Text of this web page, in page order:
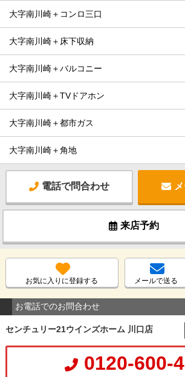
大字南川崎＋コンロ三口
大字南川崎＋床下収納
大字南川崎＋バルコニー
大字南川崎＋TVドアホン
大字南川崎＋都市ガス
大字南川崎＋角地
電話で問合わせ
来店予約
お気に入りに登録する メールで送る
お電話でのお問合わせ
センチュリー21ウインズホーム 川口店
0120-600-